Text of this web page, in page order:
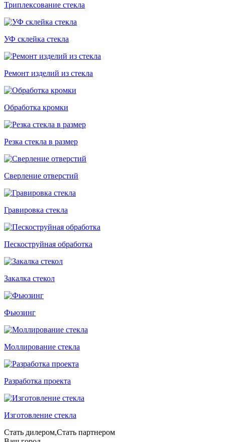
Триплексование стекла
УФ склейка стекла
Ремонт изделий из стекла
Обработка кромки
Резка стекла в размер
Сверление отверстий
Гравировка стекла
Пескоструйная обработка
Закалка стекол
Фьюзинг
Моллирование стекла
Разработка проекта
Изготовление стекла
Стать дилером,Стать партнером